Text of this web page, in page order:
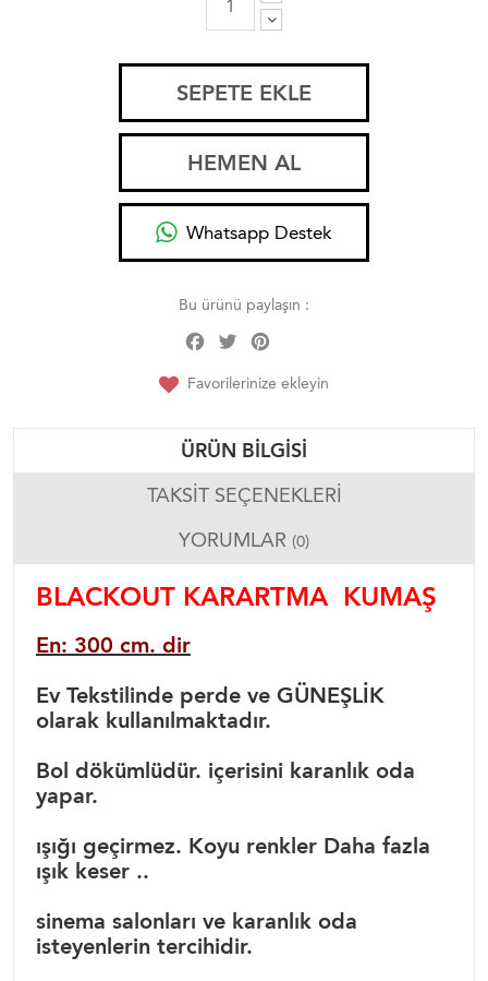
SEPETE EKLE
HEMEN AL
Whatsapp Destek
Bu ürünü paylaşın :
Facebook
Twitter
Favorilerinize ekleyin
ÜRÜN BILGISI
TAKSIT SEÇENEKLERI
YORUMLAR (0)
BLACKOUT KARARTMA KUMAŞ
En: 300 cm. dir
Ev Tekstilinde perde ve GÜNEŞLİK
olarak kullanılmaktadır.
Bol dökümlüdür. içerisini karanlık oda
yapar.
ışığı geçirmez. Koyu renkler Daha fazla
ışık keser ..
sinema salonları ve karanlık oda
isteyenlerin tercihidir.